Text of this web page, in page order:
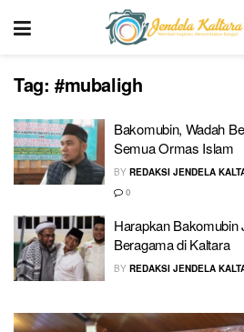
Tag: #mubaligh
Bakomubin, Wadah
Semua Ormas Islam
BY REDAKSI JENDELA
0
Harapkan Bakomubin
Beragama di Kaltara
BY REDAKSI JENDELA